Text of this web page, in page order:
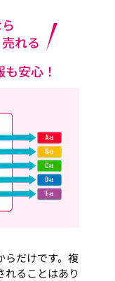
れる
安心！
らだけです。複
れることはあり